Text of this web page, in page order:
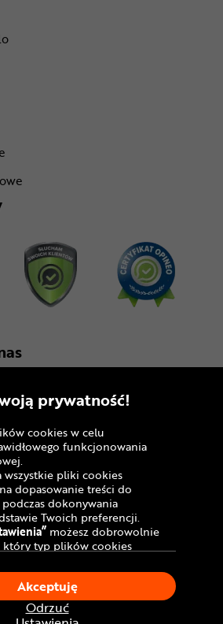
- 2026
i zasady korzystania z
cookies
prywatność!
cookies w celu
funkcjonowania
wszystkie pliki cookies
dopasowanie treści do
dokonywania
Twoich preferencji.
możesz dobrowolnie
który typ plików cookies
, wyrażasz zgodę na
zgodnie z ustawieniami
możesz dokonać
Odrzuć
Akceptuję